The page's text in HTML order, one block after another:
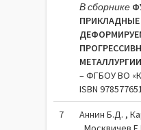
В сборнике
– ФГБОУ ВО
ISBN
7 Аннин Б.Д. ,